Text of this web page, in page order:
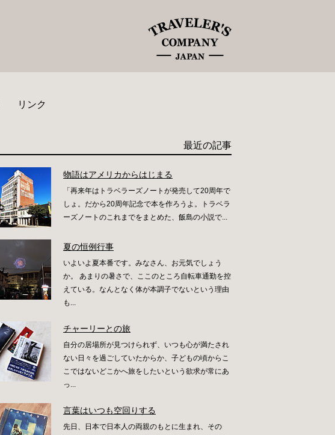
リンク
最近の記事
物語はアメリカからはじまる
「再来年はトラベラーズノートが発売して20周年で
しょ。だから20周年記念で本を作ろうよ。トラベラ
ーズノートのこれまでをまとめた、飯島の小説で...
夏の恒例行事
いよいよ夏本番です。みなさん、お元気でしょう
か。 あまりの暑さで、ここのところ自転車通勤を控
えている。なんとなく体が本調子でないという理由
も...
チャーリーとの旅
自分の居場所が見つけられず、いつも心が満たされ
ない日々を過ごしていたからか、子どもの頃からこ
こではないどこかへ旅をしたいという欲求が常にあ
っ...
言葉はいつも空回りする
先日、日本で日本人の両親のもとに生まれ、その